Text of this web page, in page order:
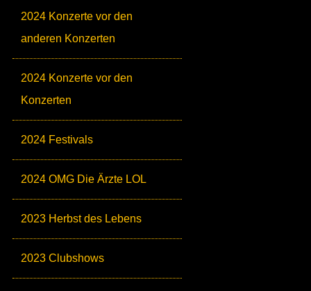
2024 Konzerte vor den
anderen Konzerten
2024 Konzerte vor den
Konzerten
2024 Festivals
2024 OMG Die Ärzte LOL
2023 Herbst des Lebens
2023 Clubshows